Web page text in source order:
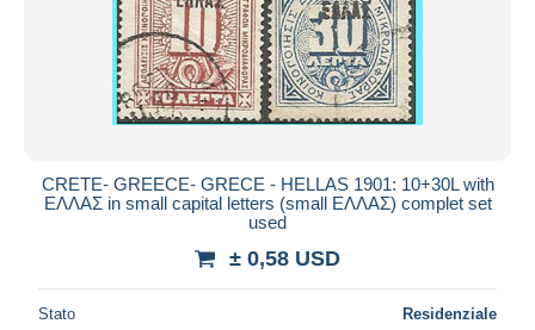
CRETE- GREECE- GRECE - HELLAS 1901: 10+30L with
ΕΛΛΑΣ in small capital letters (small ΕΛΛΑΣ) complet set
used
± 0,58 USD
Stato Residenziale